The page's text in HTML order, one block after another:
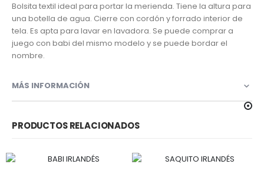
Bolsita textil ideal para portar la merienda. Tiene la altura para
una botella de agua. Cierre con cordón y forrado interior de
tela. Es apta para lavar en lavadora. Se puede comprar a
juego con babi del mismo modelo y se puede bordar el
nombre.
MÁS INFORMACIÓN
PRODUCTOS RELACIONADOS